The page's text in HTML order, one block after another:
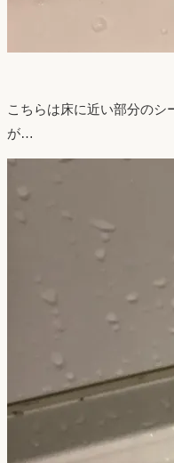
こちらは床に近い部分の
が…